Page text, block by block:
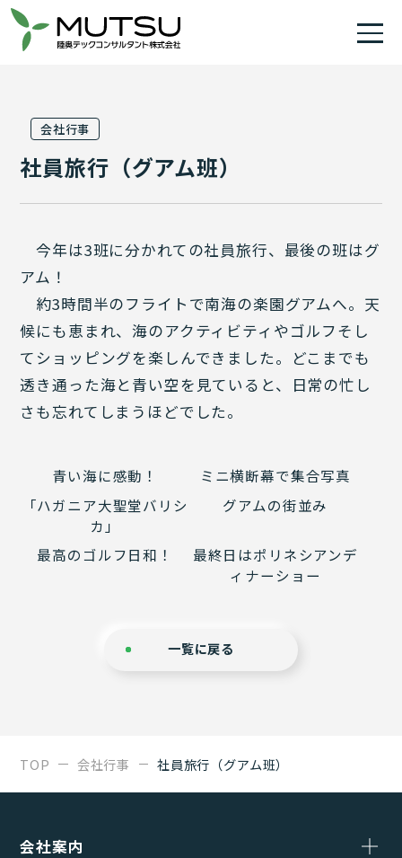
会社行事
社員旅行（グアム班）
今年は3班に分かれての社員旅行、最後の班はグ
アム！
約3時間半のフライトで南海の楽園グアムへ。天
候にも恵まれ、海のアクティビティやゴルフそし
てショッピングを楽しんできました。どこまでも
透き通った海と青い空を見ていると、日常の忙し
さも忘れてしまうほどでした。
青い海に感動！
ミニ横断幕で集合写真
「ハガニア大聖堂バリシ
カ」
グアムの街並み
最高のゴルフ日和！
最終日はポリネシアンデ
ィナーショー
一覧に戻る
TOP 会社行事 社員旅行（グアム班）
会社案内